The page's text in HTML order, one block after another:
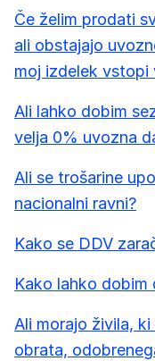
Če želim prodati
ali obstajajo
moj izdelek vstopi
Ali lahko dobim
velja 0% uvozna
Ali se trošarine
nacionalni ravni?
Kako se DDV
Kako lahko dobim
Ali morajo živila,
obrata,